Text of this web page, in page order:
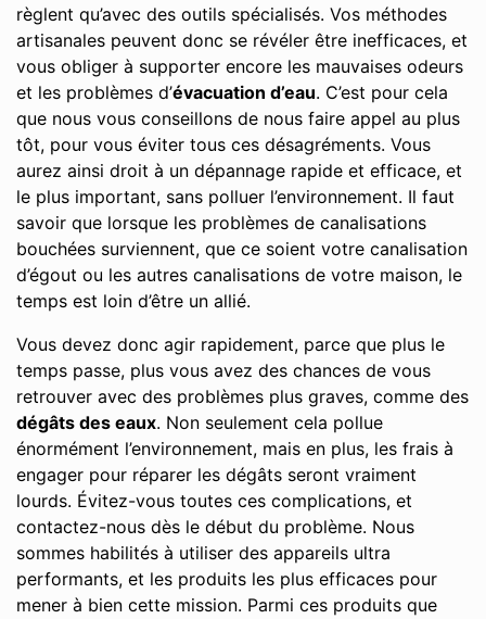
règlent qu’avec des outils spécialisés. Vos méthodes
artisanales peuvent donc se révéler être inefficaces, et
vous obliger à supporter encore les mauvaises odeurs
et les problèmes d’évacuation d’eau. C’est pour cela
que nous vous conseillons de nous faire appel au plus
tôt, pour vous éviter tous ces désagréments. Vous
aurez ainsi droit à un dépannage rapide et efficace, et
le plus important, sans polluer l’environnement. Il faut
savoir que lorsque les problèmes de canalisations
bouchées surviennent, que ce soient votre canalisation
d’égout ou les autres canalisations de votre maison, le
temps est loin d’être un allié.
Vous devez donc agir rapidement, parce que plus le
temps passe, plus vous avez des chances de vous
retrouver avec des problèmes plus graves, comme des
dégâts des eaux. Non seulement cela pollue
énormément l’environnement, mais en plus, les frais à
engager pour réparer les dégâts seront vraiment
lourds. Évitez-vous toutes ces complications, et
contactez-nous dès le début du problème. Nous
sommes habilités à utiliser des appareils ultra
performants, et les produits les plus efficaces pour
mener à bien cette mission. Parmi ces produits que